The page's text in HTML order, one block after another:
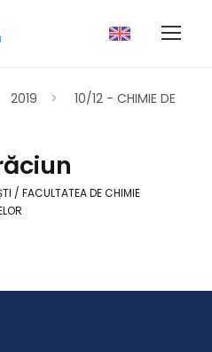
2019 >
10/12 - CHIMIE DE
/ FACULTATEA DE CHIMIE